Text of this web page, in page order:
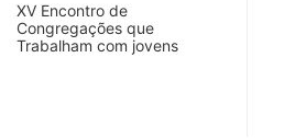
XV Encontro de
Congregações que
Trabalham com jovens